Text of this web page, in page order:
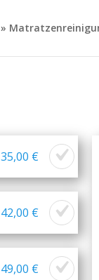
»
35,00 €
42,00 €
49,00 €